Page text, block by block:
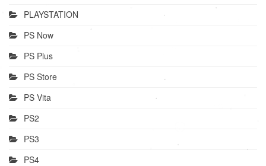
PLAYSTATION
PS Now
PS Plus
PS Store
PS Vita
PS2
PS3
PS4